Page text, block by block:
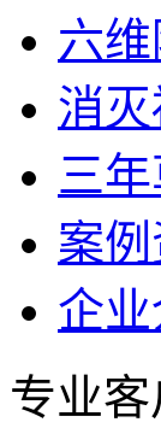
六
消
三
案
企
专业客